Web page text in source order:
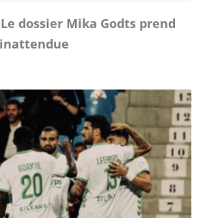
dossier Mika Godts prend